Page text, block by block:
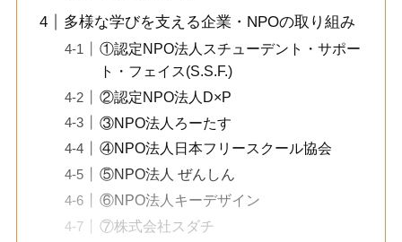
多様な学びを支える企業・NPOの取り組み
①認定NPO法人スチューデント・サポー
ト・フェイス(S.S.F.)
②認定NPO法人D×P
③NPO法人ろーたす
④NPO法人日本フリースクール協会
⑤NPO法人 ぜんしん
⑥NPO法人キーデザイン
⑦株式会社スダチ